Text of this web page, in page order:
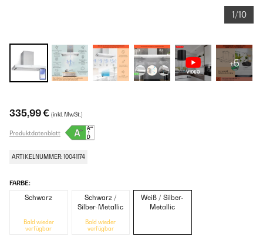
1/10
+5
335,99 € (inkl. MwSt.)
Produktdatenblatt
ARTIKELNUMMER: 10041174
FARBE:
Schwarz
Bald wieder
verfügbar
Schwarz /
Silber-Metallic
Bald wieder
verfügbar
Weiß / Silber-
Metallic